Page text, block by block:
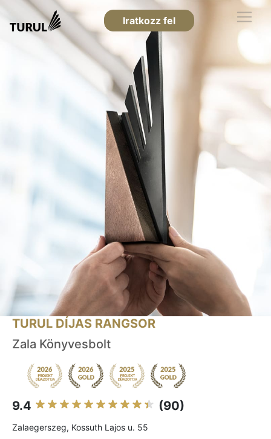
Iratkozz fel
TURUL DÍJAS RANGSOR
Zala Könyvesbolt
9.4 (90)
Zalaegerszeg, Kossuth Lajos u. 55